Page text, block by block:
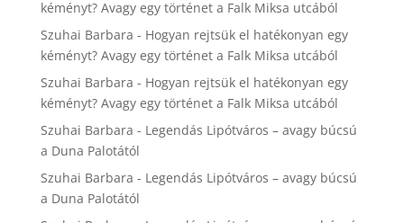
kéményt? Avagy egy történet a Falk Miksa utcából
Szuhai Barbara - Hogyan rejtsük el hatékonyan egy
kéményt? Avagy egy történet a Falk Miksa utcából
Szuhai Barbara - Hogyan rejtsük el hatékonyan egy
kéményt? Avagy egy történet a Falk Miksa utcából
Szuhai Barbara - Legendás Lipótváros – avagy búcsú
a Duna Palotától
Szuhai Barbara - Legendás Lipótváros – avagy búcsú
a Duna Palotától